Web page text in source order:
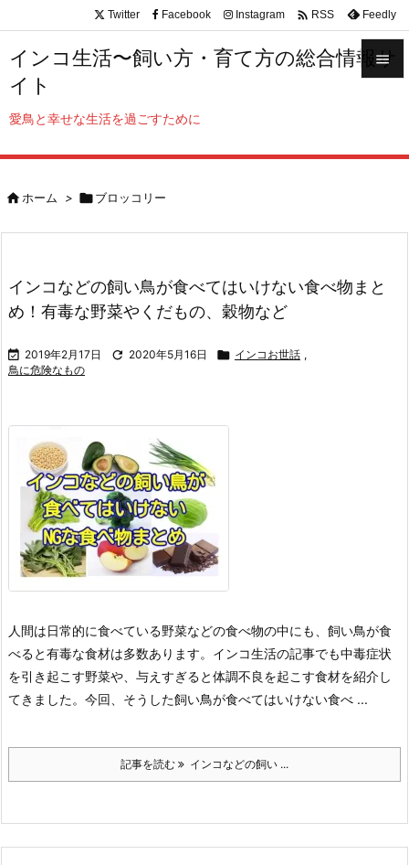
インコ生活〜飼い方・育て方の総合情報サ
イト
愛鳥と幸せな生活を過ごすために

サイド


Twitter Facebook Instagram  RSS Feedly
ホーム > ブロッコリー
インコなどの飼い鳥が食べてはいけない食べ物まと
め！有毒な野菜やくだもの、穀物など
 2019年2月17日  2020年5月16日  インコお世話 ,
鳥に危険なもの
人間は日常的に食べている野菜などの食べ物の中にも、飼い鳥が食
べると有毒な食材は多数あります。インコ生活の記事でも中毒症状
を引き起こす野菜や、与えすぎると体調不良を起こす食材を紹介し
てきました。今回、そうした飼い鳥が食べてはいけない食べ ...
記事を読む インコなどの飼い ...